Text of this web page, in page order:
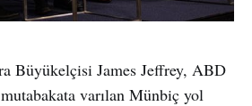
Büyükelçisi James Jeffrey, ABD
varılan Münbiç yol